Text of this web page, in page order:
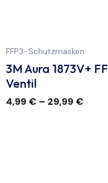
FFP3-Schutzmasken
3M Aura 1873V+
Ventil
4,99€ – 29,99€